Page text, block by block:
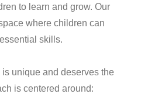
to learn and grow. Our
where children can
skills.
unique and deserves the
is centered around: